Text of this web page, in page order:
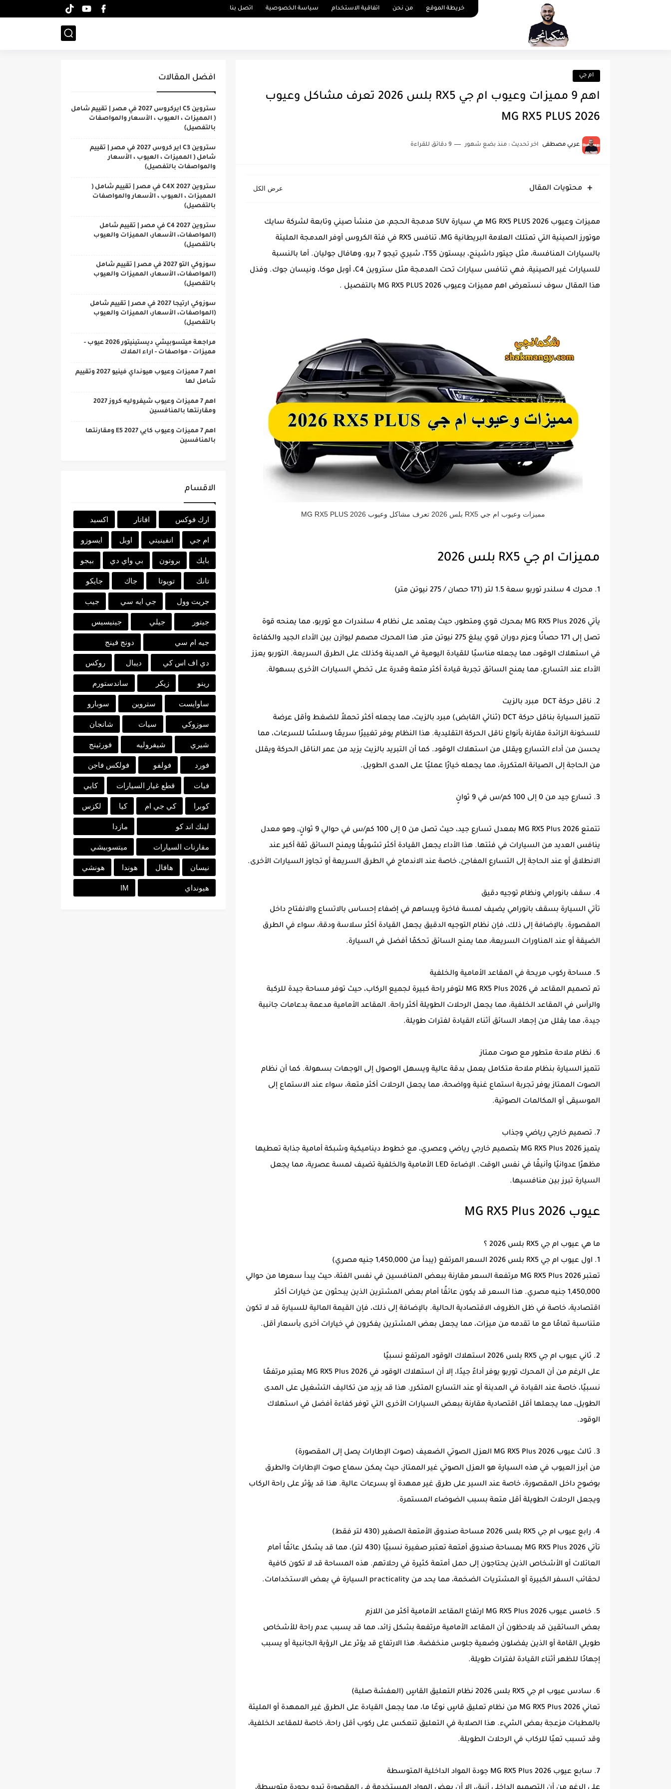
خريطة الموقع من نحن اتفاقية الاستخدام سياسة الخصوصية اتصل بنا
ام جي
اهم 9 مميزات وعيوب ام جي RX5 بلس 2026 تعرف مشاكل وعيوب
MG RX5 PLUS 2026
عربي مصطفى اخر تحديث : منذ بضع شهور 9 دقائق للقراءة
محتويات المقال
مميزات وعيوب MG RX5 PLUS 2026 هي سيارة SUV مدمجة الحجم، من منشأ صيني وتابعة لشركة سايك
موتورز الصينية التي تمتلك العلامة البريطانية MG، تنافس RX5 في فئة الكروس أوفر المدمجة المليئة
بالسيارات المنافسة، مثل جيتور داشينج، بيستون T55، شيري تيجو 7 برو، وهافال جوليان. أما بالنسبة
للسيارات غير الصينية، فهي تنافس سيارات تحت المدمجة مثل ستروين C4، أوبل موكا، ونيسان جوك. وفذل
هذا المقال سوف نستعرض اهم مميزات وعيوب MG RX5 PLUS 2026 بالتفصيل .
مميزات وعيوب ام جي RX5 بلس 2026 تعرف مشاكل وعيوب MG RX5 PLUS 2026
مميزات ام جي RX5 بلس 2026
1. محرك 4 سلندر توربو سعة 1.5 لتر (171 حصان / 275 نيوتن متر)
يأتي MG RX5 Plus 2026 بمحرك قوي ومتطور، حيث يعتمد على نظام 4 سلندرات مع توربو، مما يمنحه قوة
تصل إلى 171 حصانًا وعزم دوران قوي يبلغ 275 نيوتن متر. هذا المحرك مصمم ليوازن بين الأداء الجيد والكفاءة
في استهلاك الوقود، مما يجعله مناسبًا للقيادة اليومية في المدينة وكذلك على الطرق السريعة. التوربو يعزز
الأداء عند التسارع، مما يمنح السائق تجربة قيادة أكثر متعة وقدرة على تخطي السيارات الأخرى بسهولة.
2. ناقل حركة DCT مبرد بالزيت
تتميز السيارة بناقل حركة DCT (ثنائي القابض) مبرد بالزيت، مما يجعله أكثر تحملاً للضغط وأقل عرضة
للسخونة الزائدة مقارنة بأنواع ناقل الحركة التقليدية. هذا النظام يوفر تغييرًا سريعًا وسلسًا للسرعات، مما
يحسن من أداء التسارع ويقلل من استهلاك الوقود. كما أن التبريد بالزيت يزيد من عمر الناقل الحركة ويقلل
من الحاجة إلى الصيانة المتكررة، مما يجعله خيارًا عمليًا على المدى الطويل.
3. تسارع جيد من 0 إلى 100 كم/س في 9 ثوانٍ
تتمتع MG RX5 Plus 2026 بمعدل تسارع جيد، حيث تصل من 0 إلى 100 كم/س في حوالي 9 ثوانٍ، وهو معدل
ينافس العديد من السيارات في فئتها. هذا الأداء يجعل القيادة أكثر تشويقًا ويمنح السائق ثقة أكبر عند
الانطلاق أو عند الحاجة إلى التسارع المفاجئ، خاصة عند الاندماج في الطرق السريعة أو تجاوز السيارات الأخرى.
4. سقف بانورامي ونظام توجيه دقيق
تأتي السيارة بسقف بانورامي يضيف لمسة فاخرة ويساهم في إضفاء إحساس بالاتساع والانفتاح داخل
المقصورة. بالإضافة إلى ذلك، فإن نظام التوجيه الدقيق يجعل القيادة أكثر سلاسة ودقة، سواء في الطرق
الضيقة أو عند المناورات السريعة، مما يمنح السائق تحكمًا أفضل في السيارة.
5. مساحة ركوب مريحة في المقاعد الأمامية والخلفية
تم تصميم المقاعد في MG RX5 Plus 2026 لتوفر راحة كبيرة لجميع الركاب، حيث توفر مساحة جيدة للركبة
والرأس في المقاعد الخلفية، مما يجعل الرحلات الطويلة أكثر راحة. المقاعد الأمامية مدعمة بدعامات جانبية
جيدة، مما يقلل من إجهاد السائق أثناء القيادة لفترات طويلة.
6. نظام ملاحة متطور مع صوت ممتاز
تتميز السيارة بنظام ملاحة متكامل يعمل بدقة عالية ويسهل الوصول إلى الوجهات بسهولة. كما أن نظام
الصوت الممتاز يوفر تجربة استماع غنية وواضحة، مما يجعل الرحلات أكثر متعة، سواء عند الاستماع إلى
الموسيقى أو المكالمات الصوتية.
7. تصميم خارجي رياضي وجذاب
يتميز MG RX5 Plus 2026 بتصميم خارجي رياضي وعصري، مع خطوط ديناميكية وشبكة أمامية جذابة تعطيها
مظهرًا عدوانيًا وأنيقًا في نفس الوقت. الإضاءة LED الأمامية والخلفية تضيف لمسة عصرية، مما يجعل
السيارة تبرز بين منافسيها.
عيوب MG RX5 Plus 2026
ما هي عيوب ام جي RX5 بلس 2026 ؟
1. اول عيوب ام جي RX5 بلس 2026 السعر المرتفع (يبدأ من 1,450,000 جنيه مصري)
تعتبر MG RX5 Plus 2026 مرتفعة السعر مقارنة ببعض المنافسين في نفس الفئة، حيث يبدأ سعرها من حوالي
1,450,000 جنيه مصري. هذا السعر قد يكون عائقًا أمام بعض المشترين الذين يبحثون عن خيارات أكثر
اقتصادية، خاصة في ظل الظروف الاقتصادية الحالية. بالإضافة إلى ذلك، فإن القيمة المالية للسيارة قد لا تكون
متناسبة تمامًا مع ما تقدمه من ميزات، مما يجعل بعض المشترين يفكرون في خيارات أخرى بأسعار أقل.
2. ثاني عيوب ام جي RX5 بلس 2026 استهلاك الوقود المرتفع نسبيًا
على الرغم من أن المحرك توربو يوفر أداءً جيدًا، إلا أن استهلاك الوقود في MG RX5 Plus 2026 يعتبر مرتفعًا
نسبيًا، خاصة عند القيادة في المدينة أو عند التسارع المتكرر. هذا قد يزيد من تكاليف التشغيل على المدى
الطويل، مما يجعلها أقل اقتصادية مقارنة ببعض السيارات الأخرى التي توفر كفاءة أفضل في استهلاك
الوقود.
3. ثالث عيوب MG RX5 Plus 2026 العزل الصوتي الضعيف (صوت الإطارات يصل إلى المقصورة)
من أبرز العيوب في هذه السيارة هو العزل الصوتي غير الممتاز، حيث يمكن سماع صوت الإطارات والطرق
بوضوح داخل المقصورة، خاصة عند السير على طرق غير ممهدة أو بسرعات عالية. هذا قد يؤثر على راحة الركاب
ويجعل الرحلات الطويلة أقل متعة بسبب الضوضاء المستمرة.
4. رابع عيوب ام جي RX5 بلس 2026 مساحة صندوق الأمتعة الصغير (430 لتر فقط)
تأتي MG RX5 Plus 2026 بمساحة صندوق أمتعة تعتبر صغيرة نسبيًا (430 لتر)، مما قد يشكل عائقًا أمام
العائلات أو الأشخاص الذين يحتاجون إلى حمل أمتعة كثيرة في رحلاتهم. هذه المساحة قد لا تكون كافية
لحقائب السفر الكبيرة أو المشتريات الضخمة، مما يحد من practicality السيارة في بعض الاستخدامات.
5. خامس عيوب MG RX5 Plus 2026 ارتفاع المقاعد الأمامية أكثر من اللازم
بعض السائقين قد يلاحظون أن المقاعد الأمامية مرتفعة بشكل زائد، مما قد يسبب عدم راحة للأشخاص
طويلي القامة أو الذين يفضلون وضعية جلوس منخفضة. هذا الارتفاع قد يؤثر على الرؤية الجانبية أو يسبب
إجهادًا للظهر أثناء القيادة لفترات طويلة.
6. سادس عيوب ام جي RX5 بلس 2026 نظام التعليق القاسٍ (العفشة صلبة)
تعاني MG RX5 Plus 2026 من نظام تعليق قاسٍ نوعًا ما، مما يجعل القيادة على الطرق غير الممهدة أو المليئة
بالمطبات مزعجة بعض الشيء. هذا الصلابة في التعليق تنعكس على ركوب أقل راحة، خاصة للمقاعد الخلفية،
وقد تسبب تعبًا للركاب في الرحلات الطويلة.
7. سابع عيوب MG RX5 Plus 2026 جودة المواد الداخلية المتوسطة
افضل المقالات
ستروين C5 ايركروس 2027 في مصر | تقييم شامل
( المميزات ، العيوب ، الأسعار والمواصفات
بالتفصيل)
ستروين C3 اير كروس 2027 في مصر | تقييم
شامل ( المميزات ، العيوب ، الأسعار
والمواصفات بالتفصيل)
ستروين C4X 2027 في مصر | تقييم شامل (
المميزات ، العيوب ، الأسعار والمواصفات
بالتفصيل)
ستروين C4 2027 في مصر | تقييم شامل
(المواصفات، الأسعار، المميزات والعيوب
بالتفصيل)
سوزوكي التو 2027 في مصر | تقييم شامل
(المواصفات، الأسعار، المميزات والعيوب
بالتفصيل)
سوزوكي ارتيجا 2027 في مصر | تقييم شامل
(المواصفات، الأسعار، المميزات والعيوب
بالتفصيل)
مراجعة ميتسوبيشي ديستينيتور 2026 عيوب -
مميزات - مواصفات - اراء الملاك
اهم 7 مميزات وعيوب هيونداي فينيو 2027 وتقييم
شامل لها
اهم 7 مميزات وعيوب شيفروليه كروز 2027
ومقارنتها بالمنافسين
اهم 7 مميزات وعيوب كايي E5 2027 ومقارنتها
بالمنافسين
الاقسام
ارك فوكس افاتار اكسيد
ام جي انفينيتي اوبل ايسوزو
بايك بروتون بي واي دي بيجو
تانك تويوتا جاك جايكو
جريت وول جي ايه سي جيب
جيتور جيلي جينيسيس
جيه ام سي دونج فينج
دي اف اس كي ديبال روكس
رينو زيكر ساندستورم
ساوايست ستروين سوبارو
سوزوكي سيات شانجان
شيري شيفروليه فورثينج
فورد فولفو فولكس فاجن
فيات قطع غيار السيارات كايي
كوبرا كي جي ام كيا لكزس
لينك اند كو مازدا
مقارنات السيارات ميتسوبيشي
نيسان هافال هوندا هونشي
هيونداي IM